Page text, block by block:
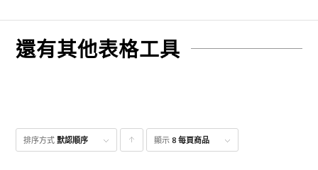
還有其他表格工具
排序方式默認順序 點
顯示8 每頁商品